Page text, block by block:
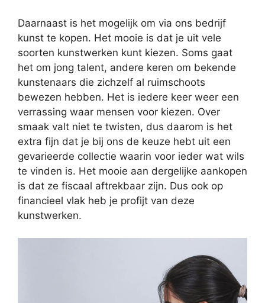
Daarnaast is het mogelijk om via ons bedrijf
kunst te kopen. Het mooie is dat je uit vele
soorten kunstwerken kunt kiezen. Soms gaat
het om jong talent, andere keren om bekende
kunstenaars die zichzelf al ruimschoots
bewezen hebben. Het is iedere keer weer een
verrassing waar mensen voor kiezen. Over
smaak valt niet te twisten, dus daarom is het
extra fijn dat je bij ons de keuze hebt uit een
gevarieerde collectie waarin voor ieder wat wils
te vinden is. Het mooie aan dergelijke aankopen
is dat ze fiscaal aftrekbaar zijn. Dus ook op
financieel vlak heb je profijt van deze
kunstwerken.